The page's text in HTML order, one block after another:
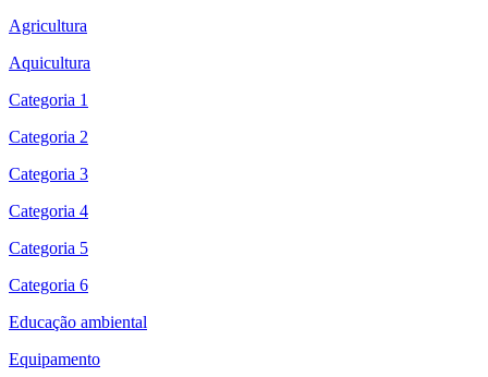
Agricultura
Aquicultura
Categoria 1
Categoria 2
Categoria 3
Categoria 4
Categoria 5
Categoria 6
Educação ambiental
Equipamento